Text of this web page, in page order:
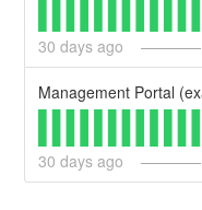
30 days ago
30 days ago